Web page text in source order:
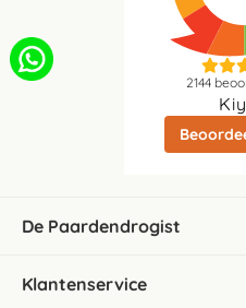
2144
De Paardendrogist
Klantenservice